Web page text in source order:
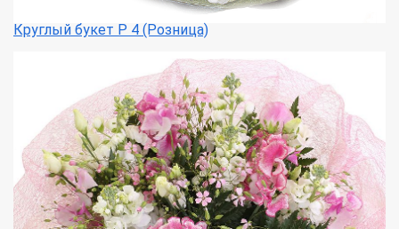
Круглый букет Р 4 (Розница)